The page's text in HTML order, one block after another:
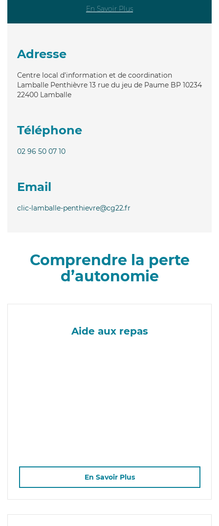
En Savoir Plus
Adresse
Centre local d'information et de coordination
Lamballe Penthièvre 13 rue du jeu de Paume BP 10234
22400 Lamballe
Téléphone
02 96 50 07 10
Email
clic-lamballe-penthievre@cg22.fr
Comprendre la perte
d’autonomie
Aide aux repas
En Savoir Plus